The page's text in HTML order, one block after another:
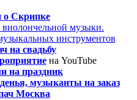
о Скрипке
музыки.
инструментов
на свадьбу
на YouTube
на праздник
музыканты на заказ
Москва